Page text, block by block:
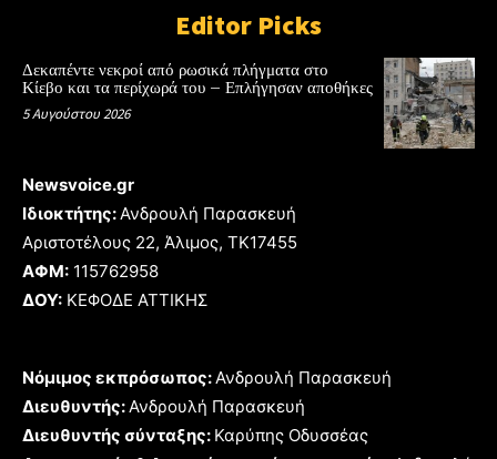
Editor Picks
Δεκαπέντε νεκροί από ρωσικά πλήγματα στο
Κίεβο και τα περίχωρά του – Επλήγησαν αποθήκες
5 Αυγούστου 2026
Newsvoice.gr
Ιδιοκτήτης:Ανδρουλή Παρασκευή
Αριστοτέλους 22, Άλιμος, TK17455
ΑΦΜ: 115762958
ΔΟΥ: ΚΕΦΟΔΕ ΑΤΤΙΚΗΣ
Νόμιμος εκπρόσωπος:Ανδρουλή Παρασκευή
Διευθυντής:Ανδρουλή Παρασκευή
Διευθυντής σύνταξης: Καρύπης Οδυσσέας